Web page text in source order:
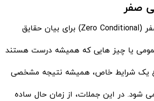
صفر
جملات شرطی صفر (Zero Conditional) برای بیان حقایق
یا چیز هایی که همیشه درست هستند
یک شرایط خاص، همیشه نتیجه مشخصی
می شود. در این جملات، از زمان حال ساده